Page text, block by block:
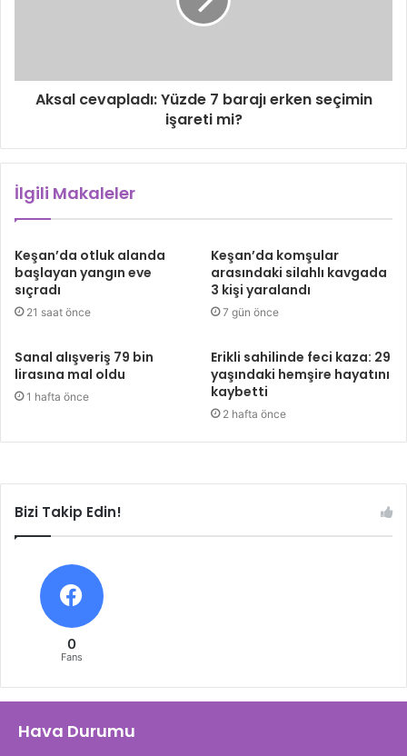
Aksal cevapladı: Yüzde 7 barajı erken seçimin
işareti mi?
İlgili Makaleler
Keşan’da otluk alanda
başlayan yangın eve
sıçradı
21 saat önce
Keşan’da komşular
arasındaki silahlı kavgada
3 kişi yaralandı
7 gün önce
Sanal alışveriş 79 bin
lirasına mal oldu
1 hafta önce
Erikli sahilinde feci kaza: 29
yaşındaki hemşire hayatını
kaybetti
2 hafta önce
Bizi Takip Edin!
0
Fans
Hava Durumu